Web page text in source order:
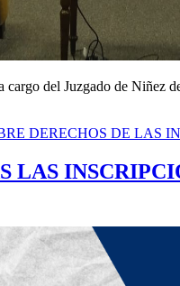
del Juzgado de Niñez
DERECHOS DE LAS
LAS